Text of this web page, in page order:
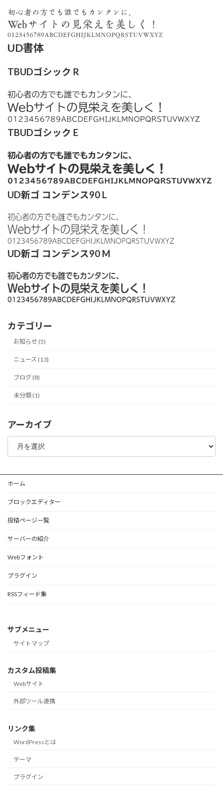
UD書体
TBUDゴシック R
TBUDゴシック E
UD新ゴ コンデンス90 L
UD新ゴ コンデンス90 M
カテゴリー
お知らせ (5)
ニュース (13)
ブログ (8)
未分類 (1)
アーカイブ
ア
カ
ブ
ホーム
ブロックエディター
投稿ページ一覧
サーバーの紹介
Webフォント
プラグイン
RSSフィード集
サブメニュー
サイトマップ
カスタム投稿集
Webサイト
外部ツール連携
リンク集
WordPressとは
テーマ
プラグイン